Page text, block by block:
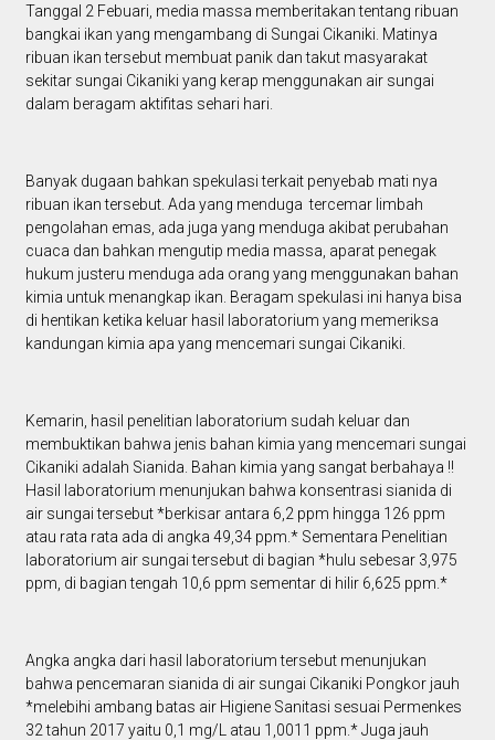
Tanggal 2 Febuari, media massa memberitakan tentang ribuan
bangkai ikan yang mengambang di Sungai Cikaniki. Matinya
ribuan ikan tersebut membuat panik dan takut masyarakat
sekitar sungai Cikaniki yang kerap menggunakan air sungai
dalam beragam aktifitas sehari hari.
Banyak dugaan bahkan spekulasi terkait penyebab mati nya
ribuan ikan tersebut. Ada yang menduga tercemar limbah
pengolahan emas, ada juga yang menduga akibat perubahan
cuaca dan bahkan mengutip media massa, aparat penegak
hukum justeru menduga ada orang yang menggunakan bahan
kimia untuk menangkap ikan. Beragam spekulasi ini hanya bisa
di hentikan ketika keluar hasil laboratorium yang memeriksa
kandungan kimia apa yang mencemari sungai Cikaniki.
Kemarin, hasil penelitian laboratorium sudah keluar dan
membuktikan bahwa jenis bahan kimia yang mencemari sungai
Cikaniki adalah Sianida. Bahan kimia yang sangat berbahaya !!
Hasil laboratorium menunjukan bahwa konsentrasi sianida di
air sungai tersebut *berkisar antara 6,2 ppm hingga 126 ppm
atau rata rata ada di angka 49,34 ppm.* Sementara Penelitian
laboratorium air sungai tersebut di bagian *hulu sebesar 3,975
ppm, di bagian tengah 10,6 ppm sementar di hilir 6,625 ppm.*
Angka angka dari hasil laboratorium tersebut menunjukan
bahwa pencemaran sianida di air sungai Cikaniki Pongkor jauh
*melebihi ambang batas air Higiene Sanitasi sesuai Permenkes
32 tahun 2017 yaitu 0,1 mg/L atau 1,0011 ppm.* Juga jauh